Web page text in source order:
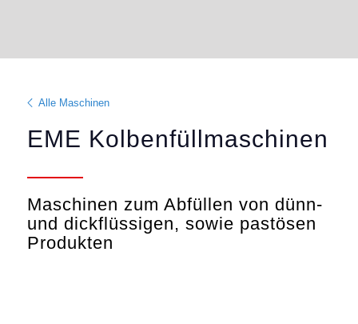
Alle Maschinen
EME Kolbenfüllmaschinen
Maschinen zum Abfüllen von dünn-
und dickflüssigen, sowie pastösen
Produkten